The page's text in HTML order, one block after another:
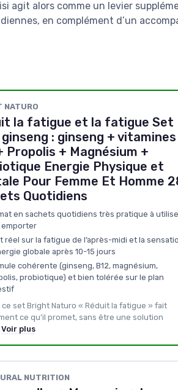
agit alors comme un levier
en complément d’un
NATURO
la fatigue et la fatigue Set
: ginseng + vitamines
Propolis + Magnésium +
Energie Physique et
Pour Femme Et Homme
Quotidiens
en sachets quotidiens très pratique à
emporter
réel sur la fatigue de l’après-midi et la
globale après 10-15 jours
cohérente (ginseng, B12, magnésium,
probiotique) et bien tolérée sur le plan
ce set Bright Naturo « Réduit la fatigue » fait
ce qu’il promet, sans être une solution
Voir plus
NUTRITION